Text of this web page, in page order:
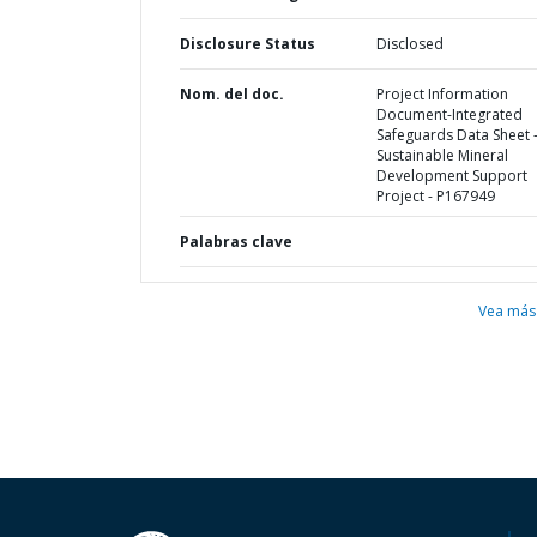
Disclosure Status Disclosed
Nom. del doc.
Project Information
Document-Integrated
Safeguards Data Sheet -
Sustainable Mineral
Development Support
Project - P167949
Palabras clave
Vea más